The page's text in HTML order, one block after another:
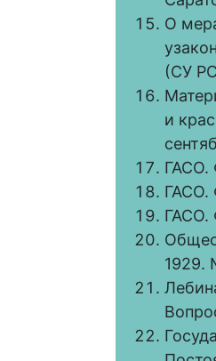
О
(СУ
и
ГАСО.
ГАСО.
ГАСО.
1929.